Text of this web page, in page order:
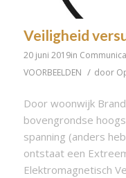
Veiligheid
20 juni 2019in
VOORBEELDEN / door
Door woonwijk
bovengrondse
spanning (anders
ontstaat een
Elektromagnetisch